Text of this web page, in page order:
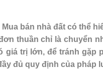
Mua bán nhà đất có thể
thuần chỉ là chuyển
giá trị lớn, để tránh gặp
đủ quy định của pháp